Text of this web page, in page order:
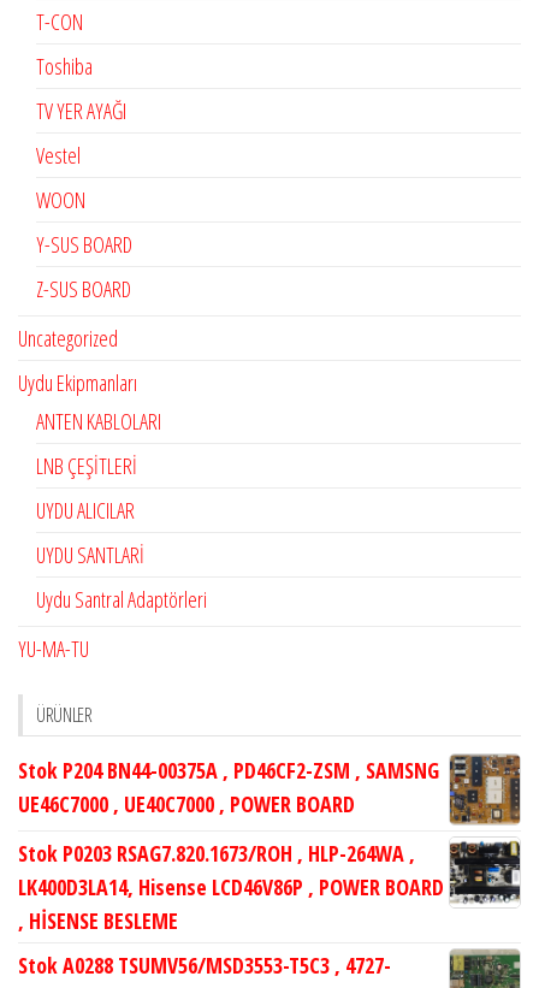
T-CON
Toshiba
TV YER AYAĞI
Vestel
WOON
Y-SUS BOARD
Z-SUS BOARD
Uncategorized
Uydu Ekipmanları
ANTEN KABLOLARI
LNB ÇEŞİTLERİ
UYDU ALICILAR
UYDU SANTLARİ
Uydu Santral Adaptörleri
YU-MA-TU
ÜRÜNLER
Stok P204 BN44-00375A , PD46CF2-ZSM , SAMSNG
UE46C7000 , UE40C7000 , POWER BOARD
Stok P0203 RSAG7.820.1673/ROH , HLP-264WA ,
LK400D3LA14, Hisense LCD46V86P , POWER BOARD
, HİSENSE BESLEME
Stok A0288 TSUMV56/MSD3553-T5C3 , 4727-